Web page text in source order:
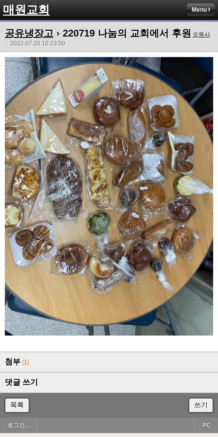
매원교회 Menu
공유냉장고 › 220719 나눔의 교회에서 후원 오목사
2022.07.20 10:23:50
첨부 [1]
댓글 쓰기
목록 쓰기
로그인... PC